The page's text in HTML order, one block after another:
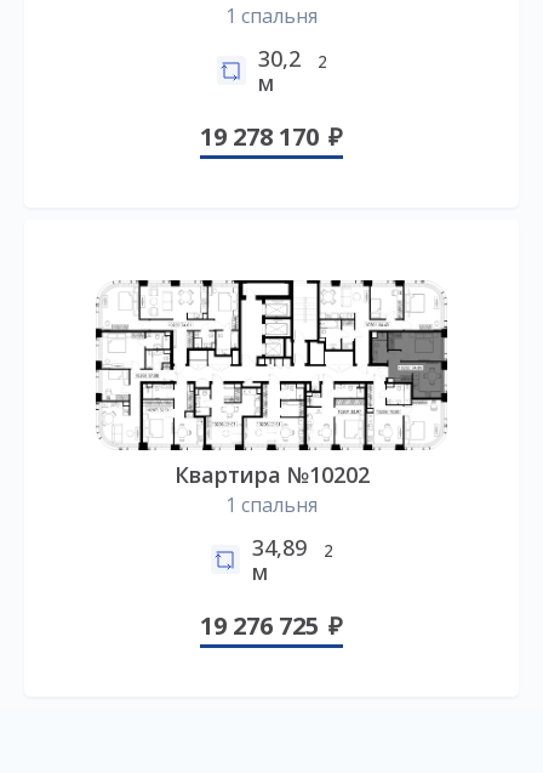
1 спальня
30,2
м
2
19 278 170
Квартира №10202
1 спальня
34,89
м
2
19 276 725